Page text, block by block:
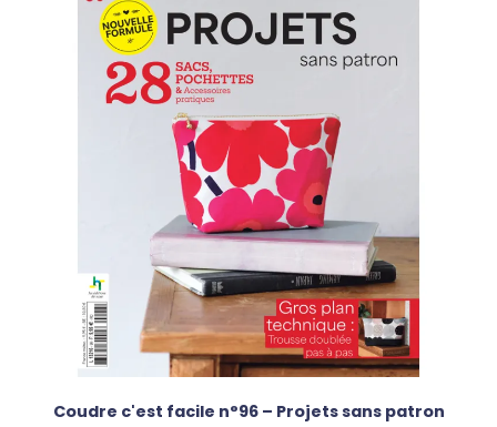
Coudre c'est facile n°96 – Projets sans patron